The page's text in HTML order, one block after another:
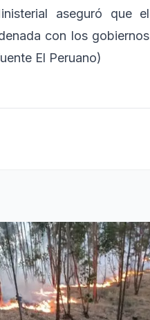
aseguró que el
con los gobiernos
El Peruano)